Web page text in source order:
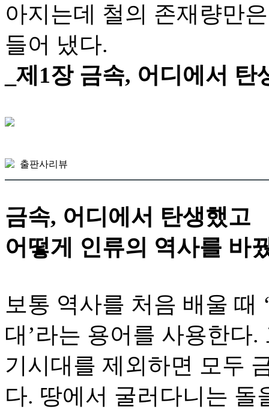
아지는데 철의 존재량만
들어 냈다.
_제1장 금속, 어디에서
출판사리뷰
금속, 어디에서 탄생했고
어떻게 인류의 역사를 바
보통 역사를 처음 배울 때
대’라는 용어를 사용한다
기시대를 제외하면 모두
다. 땅에서 굴러다니는 돌